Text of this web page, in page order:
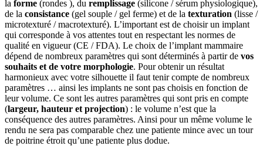
la forme (rondes ), du remplissage (silicone / sérum physiologique),
de la consistance (gel souple / gel ferme) et de la texturation (lisse /
microtexturé / macrotexturé). L’important est de choisir un implant
qui corresponde à vos attentes tout en respectant les normes de
qualité en vigueur (CE / FDA). Le choix de l’implant mammaire
dépend de nombreux paramètres qui sont déterminés à partir de vos
souhaits et de votre morphologie. Pour obtenir un résultat
harmonieux avec votre silhouette il faut tenir compte de nombreux
paramètres … ainsi les implants ne sont pas choisis en fonction de
leur volume. Ce sont les autres paramètres qui sont pris en compte
(largeur, hauteur et projection) : le volume n’est que la
conséquence des autres paramètres. Ainsi pour un même volume le
rendu ne sera pas comparable chez une patiente mince avec un tour
de poitrine étroit qu’une patiente plus dodue.